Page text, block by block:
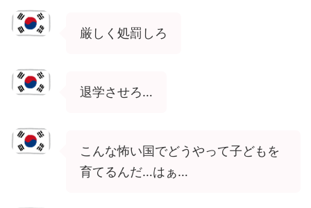
厳しく処罰しろ
退学させろ…
こんな怖い国でどうやって子どもを
育てるんだ…はぁ…